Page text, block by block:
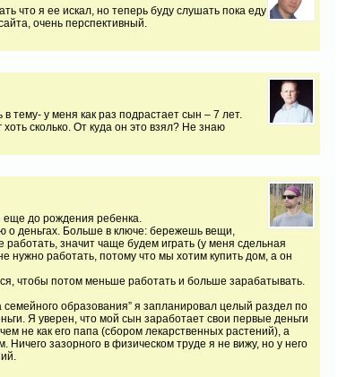
что я ее искал, но теперь буду слушать пока еду
очень перспективный.
тему- у меня как раз подрастает сын – 7 лет.
сколько. От куда он это взял? Не знаю
еще до рождения ребенка.
о деньгах. Больше в ключе: бережешь вещи,
значит чаще будем играть (у меня сдельная
нужно работать, потому что мы хотим купить дом, а он
чтобы потом меньше работать и больше зарабатывать.
семейного образования” я запланировал целый раздел по
Я уверен, что мой сын заработает свои первые деньги
не как его папа (сбором лекарственных растений), а
Ничего зазорного в физическом труде я не вижу, но у него